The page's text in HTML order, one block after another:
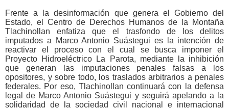
Frente a la desinformación que genera el Gobierno del
Estado, el Centro de Derechos Humanos de la Montaña
Tlachinollan enfatiza que el trasfondo de los delitos
imputados a Marco Antonio Suástegui es la intención de
reactivar el proceso con el cual se busca imponer el
Proyecto Hidroeléctrico La Parota, mediante la inhibición
que generan las imputaciones penales falsas a los
opositores, y sobre todo, los traslados arbitrarios a penales
federales. Por eso, Tlachinollan continuará con la defensa
legal de Marco Antonio Suástegui y seguirá apelando a la
solidaridad de la sociedad civil nacional e internacional